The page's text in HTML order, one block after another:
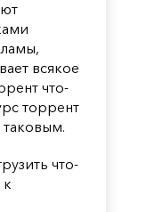
всякое
что-
торрент
таковым.
что-
к